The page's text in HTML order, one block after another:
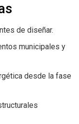
de diseñar.
municipales y
desde la fase